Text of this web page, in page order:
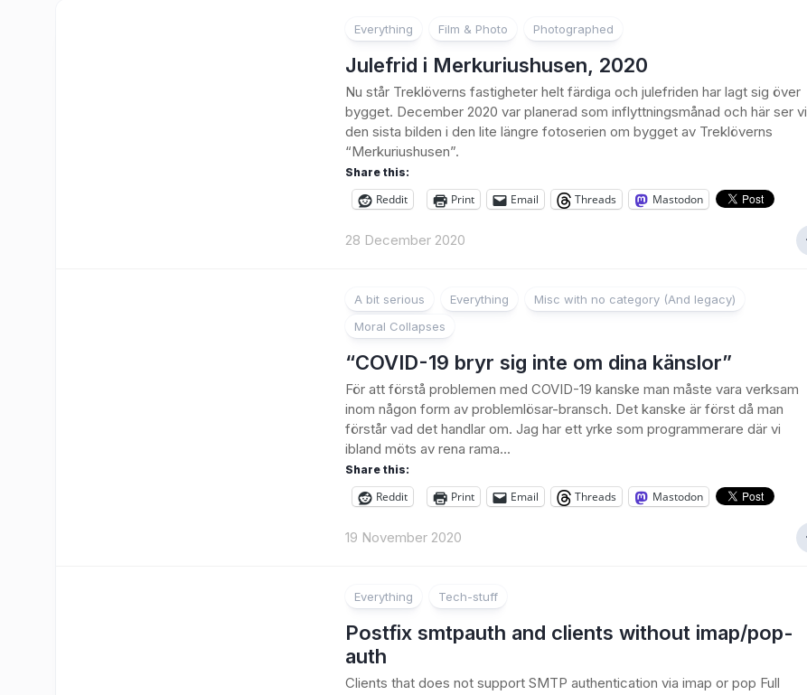
Everything Film & Photo Photographed
Julefrid i Merkuriushusen, 2020
Nu står Treklöverns fastigheter helt färdiga och julefriden har lagt sig över
bygget. December 2020 var planerad som inflyttningsmånad och här ser vi
den sista bilden i den lite längre fotoserien om bygget av Treklöverns
“Merkuriushusen”.
Share this:
Reddit Print Email Threads Mastodon
28 December 2020
A bit serious Everything
Misc with no category (And legacy)
Moral Collapses
“COVID-19 bryr sig inte om dina känslor”
För att förstå problemen med COVID-19 kanske man måste vara verksam
inom någon form av problemlösar-bransch. Det kanske är först då man
förstår vad det handlar om. Jag har ett yrke som programmerare där vi
ibland möts av rena rama...
Share this:
Reddit Print Email Threads Mastodon
19 November 2020
Everything Tech-stuff
Postfix smtpauth and clients without imap/pop-
auth
Clients that does not support SMTP authentication via imap or pop Full